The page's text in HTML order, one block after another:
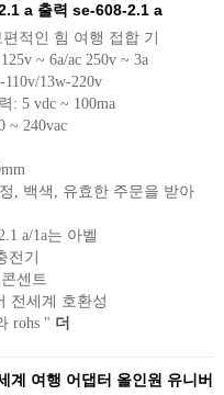
a 출력 se-608-2.1 a
편적인 힘 여행 접합 기
~ 6a/ac 250v ~ 3a
13w-220v
: 5 vdc ~ 100ma
~ 240vac
, 백색, 유효한 주문을 받아
a/1a는 아벨
전기
센트
전세계 호환성
rohs " 더
계 여행 어댑터 올인원 유니버